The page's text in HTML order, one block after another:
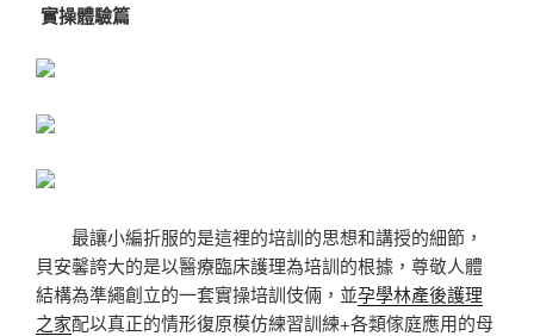
實操體驗篇
最讓小編折服的是這裡的培訓的思想和講授的細節，
貝安馨誇大的是以醫療臨床護理為培訓的根據，尊敬人體
結構為準繩創立的一套實操培訓伎倆，並孕學林產後護理
之家配以真正的情形復原模仿練習訓練+各類傢庭應用的母